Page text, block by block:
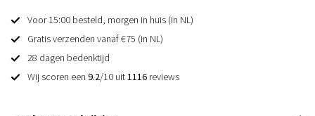
Voor 15:00 besteld, morgen in huis (in NL)
Gratis verzenden vanaf €75 (in NL)
28 dagen bedenktijd
Wij scoren een 9.2/10 uit1116 reviews